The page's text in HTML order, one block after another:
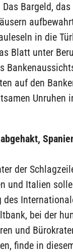
Bargeld,
in die
Blatt unter
auf den
Unruhen
der
und Italien
des
bei der
und
finde in